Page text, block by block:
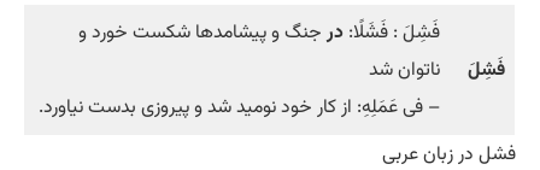
فَشِلَ
فَشِلَ : فَشَلًا: درجنگ و پيشامدها شكست خورد و
ناتوان شد
– فى عَمَلِهِ: از كار خود نوميد شد و پيروزى بدست نياورد.
فشل در زبان عربی